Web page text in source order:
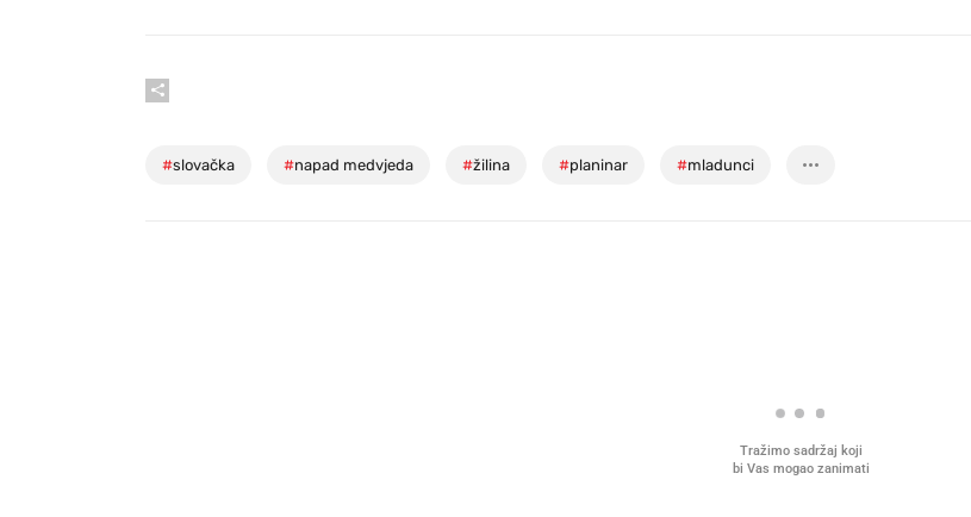
#slovačka #napad medvjeda #žilina #planinar #mladunci
Tražimo sadržaj koji
bi Vas mogao zanimati